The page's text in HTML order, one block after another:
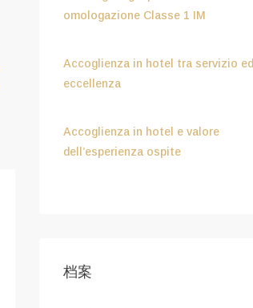
omologazione Classe 1 IM
Accoglienza in hotel tra servizio ed
eccellenza
Accoglienza in hotel e valore
dell’esperienza ospite
档案